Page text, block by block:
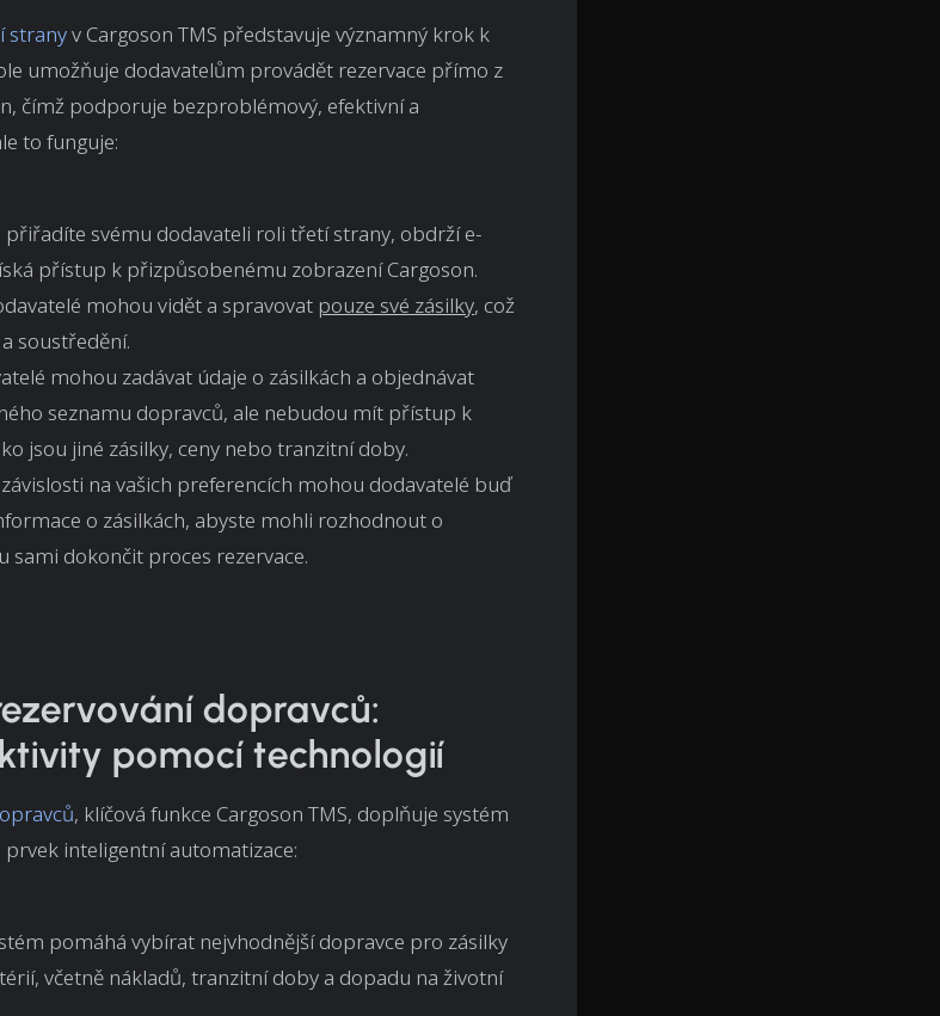
stranyv Cargoson TMS představuje významný krok k
umožňuje dodavatelům provádět rezervace přímo z
čímž podporuje bezproblémový, efektivní a
to funguje:
přiřadíte svému dodavateli roli třetí strany, obdrží e-
přístup k přizpůsobenému zobrazení Cargoson.
mohou vidět a spravovat pouze své zásilky, což
soustředění.
mohou zadávat údaje o zásilkách a objednávat
seznamu dopravců, ale nebudou mít přístup k
jsou jiné zásilky, ceny nebo tranzitní doby.
na vašich preferencích mohou dodavatelé buď
o zásilkách, abyste mohli rozhodnout o
sami dokončit proces rezervace.
dopravců:
pomocí technologií
, klíčová funkce Cargoson TMS, doplňuje systém
inteligentní automatizace:
pomáhá vybírat nejvhodnější dopravce pro zásilky
včetně nákladů, tranzitní doby a dopadu na životní